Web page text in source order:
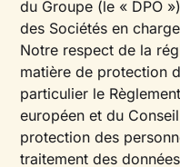
du Groupe (le « DPO
des Sociétés en
Notre respect de la
matière de protection
particulier le
européen et du
protection des
traitement des